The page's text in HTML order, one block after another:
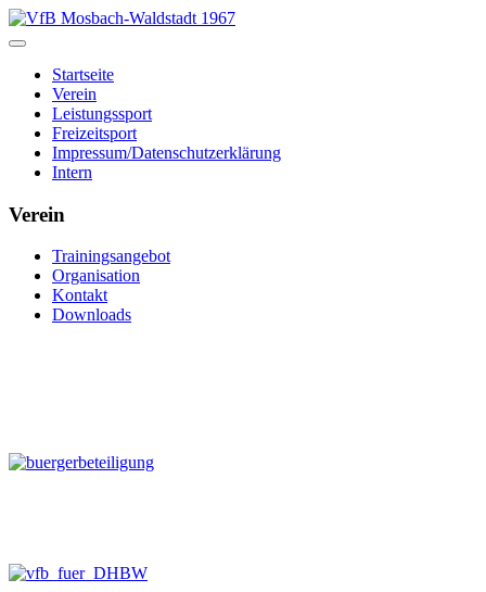
Startseite
Verein
Leistungssport
Freizeitsport
Impressum/Datenschutzerklärung
Intern
Verein
Trainingsangebot
Organisation
Kontakt
Downloads